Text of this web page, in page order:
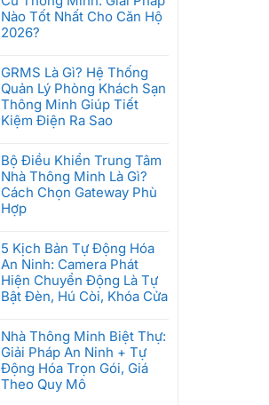
Nào Tốt Nhất Cho Căn Hộ
2026?
có
bình
luận
ở
Hệ
Intercom
Chung
Cư
Thông
Giải
Pháp
Nào
Tốt
Nhất
Căn
Hộ
2026?
GRMS Là Gì? Hệ Thống
Quản Lý Phòng Khách Sạn
Thông Minh Giúp Tiết
Kiệm Điện Ra Sao
có
bình
luận
ở
GRMS
Gì?
Hệ
Thống
Quản
Phòng
Khách
Sạn
Thông
Minh
Bộ Điều Khiển Trung Tâm
Nhà Thông Minh Là Gì?
Cách Chọn Gateway Phù
Hợp
có
bình
luận
ở
Bộ
Khiển
Trung
Tâm
Nhà
5 Kịch Bản Tự Động Hóa
An Ninh: Camera Phát
Hiện Chuyển Động Là Tự
Bật Đèn, Hú Còi, Khóa Cửa
có
bình
luận
ở
Nhà Thông Minh Biệt Thự:
Giải Pháp An Ninh + Tự
Động Hóa Trọn Gói, Giá
Theo Quy Mô